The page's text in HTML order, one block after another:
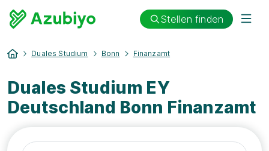
Stellen finden
Duales Studium Bonn Finanzamt
Duales Studium EY
Deutschland Bonn Finanzamt